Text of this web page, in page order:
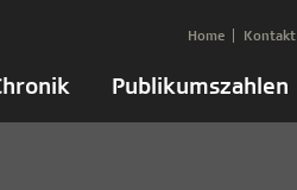
Publikumszahlen
Home Kontakt